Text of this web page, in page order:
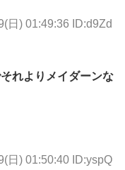
日) 01:49:36 ID:d9Zd
れよりメイダーンな
日) 01:50:40 ID:yspQ